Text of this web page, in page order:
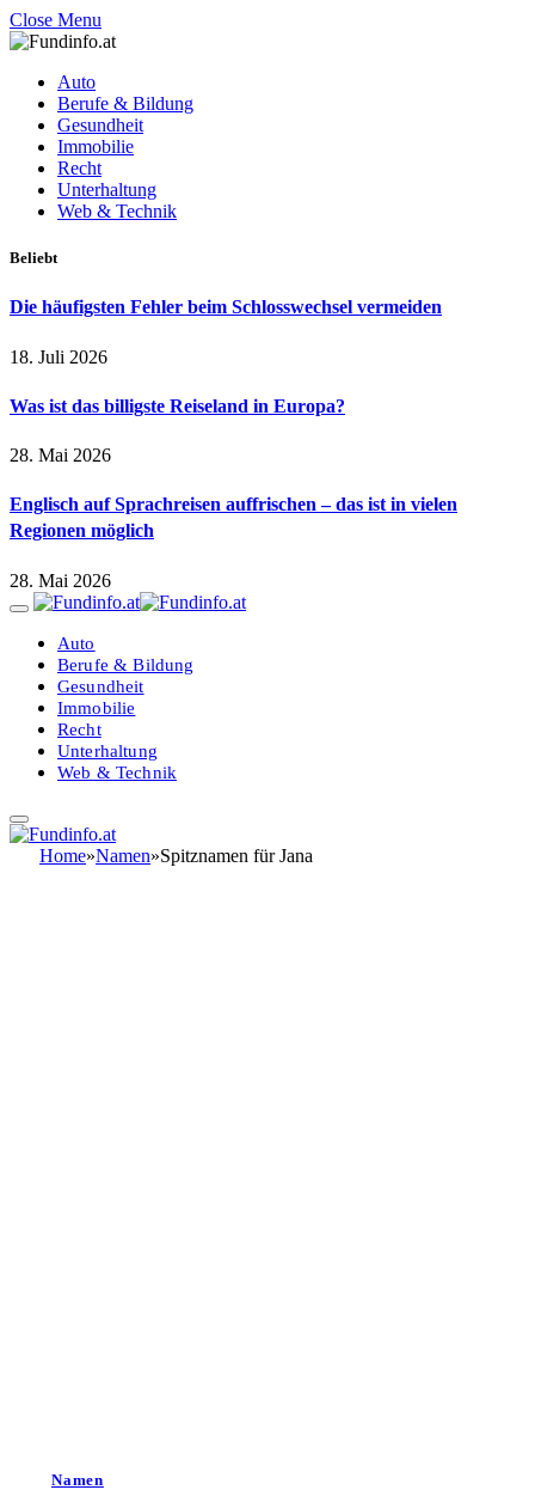
Close Menu
Auto
Berufe & Bildung
Gesundheit
Immobilie
Recht
Unterhaltung
Web & Technik
Beliebt
Die häufigsten Fehler beim Schlosswechsel vermeiden
18. Juli 2026
Was ist das billigste Reiseland in Europa?
28. Mai 2026
Englisch auf Sprachreisen auffrischen – das ist in vielen
Regionen möglich
28. Mai 2026
Auto
Berufe & Bildung
Gesundheit
Immobilie
Recht
Unterhaltung
Web & Technik
Home»Namen»Spitznamen für Jana
Namen